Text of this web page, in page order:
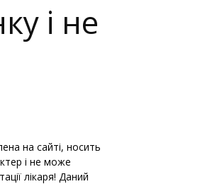
і не
на сайті, носить
і не може
лікаря! Даний